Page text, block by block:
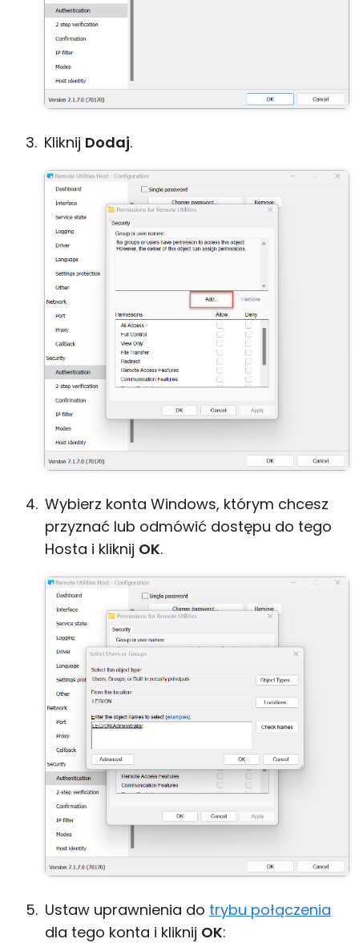
Kliknij Dodaj.
Wybierz konta Windows, którym chcesz
przyznać lub odmówić dostępu do tego
Hosta i kliknij OK.
Ustaw uprawnienia do trybu połączenia
dla tego konta i kliknij OK: